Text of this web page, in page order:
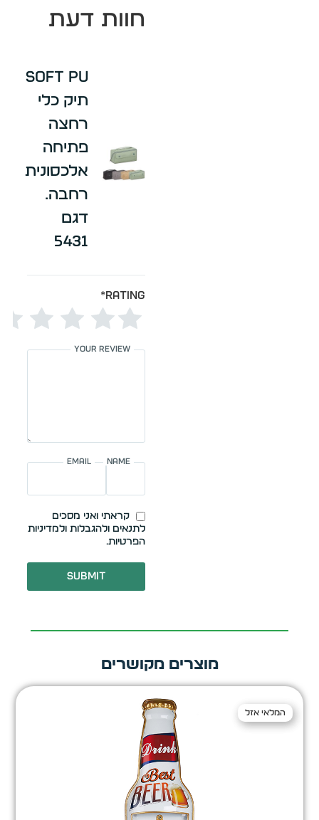
חוות דעת
Soft PU
תיק כלי
רחצה
פתיחה
אלכסונית
רחבה.
דגם
5431
Rating
*
Your review
Name
Email
קראתי ואני מסכים
לתנאים ולהגבלות ולמדיניות
הפרטיות.
Submit
מוצרים מקושרים
המלאי אזל
המלאי אזל